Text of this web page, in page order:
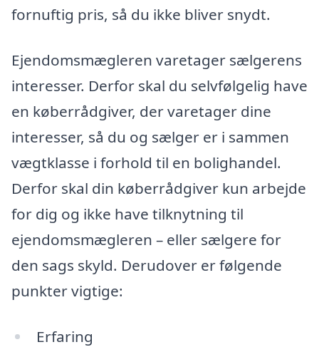
fornuftig pris, så du ikke bliver snydt.
Ejendomsmægleren varetager sælgerens
interesser. Derfor skal du selvfølgelig have
en køberrådgiver, der varetager dine
interesser, så du og sælger er i sammen
vægtklasse i forhold til en bolighandel.
Derfor skal din køberrådgiver kun arbejde
for dig og ikke have tilknytning til
ejendomsmægleren – eller sælgere for
den sags skyld. Derudover er følgende
punkter vigtige:
Erfaring